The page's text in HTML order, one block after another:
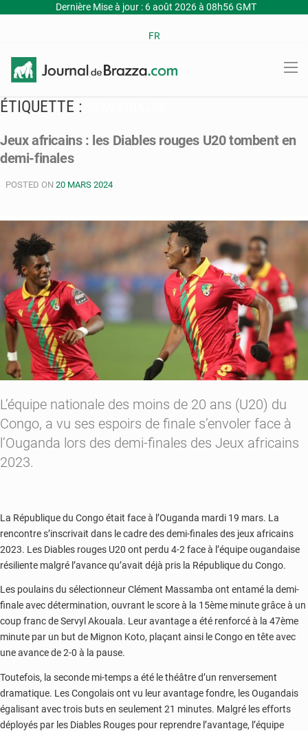
Dernière Mise à jour : 6 août 2026 à 08h56 GMT
FR
ÉTIQUETTE :
Jeux africains : les Diables rouges U20 tombent en
demi-finales
POSTED ON 20 MARS 2024
L’équipe nationale des moins de 20 ans (U20) du
Congo, a vu ses espoirs de finale s’envoler face à
l’Ouganda lors des demi-finales des Jeux africains
2023.
La République du Congo était face à l’Ouganda mardi 19 mars. La
rencontre s’inscrivait dans le cadre des demi-finales des jeux africains
2023. Les Diables rouges U20 ont perdu 4-2 face à l’équipe ougandaise
résiliente malgré l’avance qu’avait déjà pris la République du Congo.
Les poulains du sélectionneur Clément Massamba ont entamé la demi-
finale avec détermination, ouvrant le score à la 15ème minute grâce à un
coup franc de Servyl Akouala. Leur avantage a été renforcé à la 47ème
minute par un but de Mignon Koto, plaçant ainsi le Congo en tête avec
une avance de 2-0 à la pause.
Toutefois, la seconde mi-temps a été le théâtre d’un renversement
dramatique. Les Congolais ont vu leur avantage fondre, les Ougandais
égalisant avec trois buts en seulement 21 minutes. Malgré les efforts
déployés par les Diables Rouges pour reprendre l’avantage, l’équipe